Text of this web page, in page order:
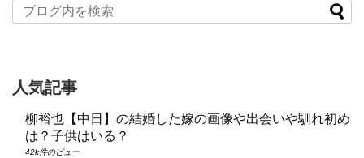
人気記事
柳裕也【中日】の結婚した嫁の画像や出会いや馴れ初め
は？子供はいる？
42k件のビュー